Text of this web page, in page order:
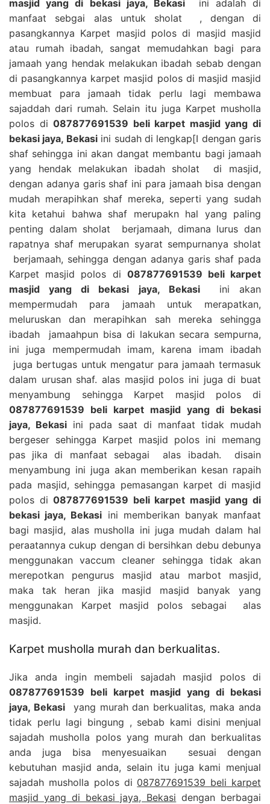
masjid yang di bekasi jaya, Bekasi ini adalah di
manfaat sebgai alas untuk sholat , dengan di
pasangkannya Karpet masjid polos di masjid masjid
atau rumah ibadah, sangat memudahkan bagi para
jamaah yang hendak melakukan ibadah sebab dengan
di pasangkannya karpet masjid polos di masjid masjid
membuat para jamaah tidak perlu lagi membawa
sajaddah dari rumah. Selain itu juga Karpet musholla
polos di087877691539 beli karpet masjid yang di
bekasi jaya, Bekasiini sudah di lengkap[I dengan garis
shaf sehingga ini akan dangat membantu bagi jamaah
yang hendak melakukan ibadah sholat di masjid,
dengan adanya garis shaf ini para jamaah bisa dengan
mudah merapihkan shaf mereka, seperti yang sudah
kita ketahui bahwa shaf merupakn hal yang paling
penting dalam sholat berjamaah, dimana lurus dan
rapatnya shaf merupakan syarat sempurnanya sholat
berjamaah, sehingga dengan adanya garis shaf pada
Karpet masjid polos di 087877691539 beli karpet
masjid yang di bekasi jaya, Bekasiini akan
mempermudah para jamaah untuk merapatkan,
meluruskan dan merapihkan sah mereka sehingga
ibadah jamaahpun bisa di lakukan secara sempurna,
ini juga mempermudah imam, karena imam ibadah
juga bertugas untuk mengatur para jamaah termasuk
dalam urusan shaf. alas masjid polos ini juga di buat
menyambung sehingga Karpet masjid polos di
087877691539 beli karpet masjid yang di bekasi
jaya, Bekasi ini pada saat di manfaat tidak mudah
bergeser sehingga Karpet masjid polos ini memang
pas jika di manfaat sebagai alas ibadah. disain
menyambung ini juga akan memberikan kesan rapaih
pada masjid, sehingga pemasangan karpet di masjid
polos di087877691539 beli karpet masjid yang di
bekasi jaya, Bekasi ini memberikan banyak manfaat
bagi masjid, alas musholla ini juga mudah dalam hal
peraatannya cukup dengan di bersihkan debu debunya
menggunakan vaccum cleaner sehingga tidak akan
merepotkan pengurus masjid atau marbot masjid,
maka tak heran jika masjid masjid banyak yang
menggunakan Karpet masjid polos sebagai alas
masjid.
Karpet musholla murah dan berkualitas.
Jika anda ingin membeli sajadah masjid polos di
087877691539 beli karpet masjid yang di bekasi
jaya, Bekasiyang murah dan berkualitas, maka anda
tidak perlu lagi bingung , sebab kami disini menjual
sajadah musholla polos yang murah dan berkualitas
anda juga bisa menyesuaikan sesuai dengan
kebutuhan masjid anda, selain itu juga kami menjual
sajadah musholla polos di 087877691539 beli karpet
masjid yang di bekasi jaya, Bekasi dengan berbagai